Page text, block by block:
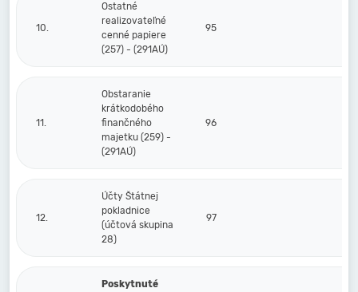
10.
Ostatné
realizovateľné
cenné papiere
(257) - (291AÚ)
95
11.
Obstaranie
krátkodobého
finančného
majetku (259) -
(291AÚ)
96
12.
Účty Štátnej
pokladnice
(účtová skupina
28)
97
Poskytnuté